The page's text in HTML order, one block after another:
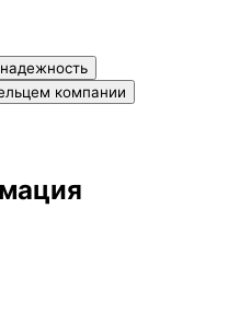
компании